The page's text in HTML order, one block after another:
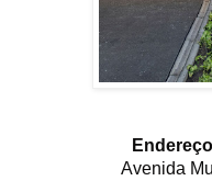
Avenida